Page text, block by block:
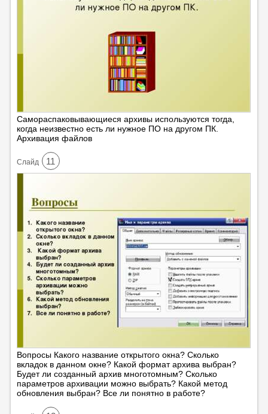
Самораспаковывающиеся архивы используются тогда,
когда неизвестно есть ли нужное ПО на другом ПК.
Архивация файлов
Cлайд 11
Вопросы Какого название открытого окна? Сколько
вкладок в данном окне? Какой формат архива выбран?
Будет ли созданный архив многотомным? Сколько
параметров архивации можно выбрать? Какой метод
обновления выбран? Все ли понятно в работе?